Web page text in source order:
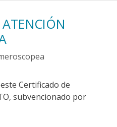
Certificado de
subvencionado por